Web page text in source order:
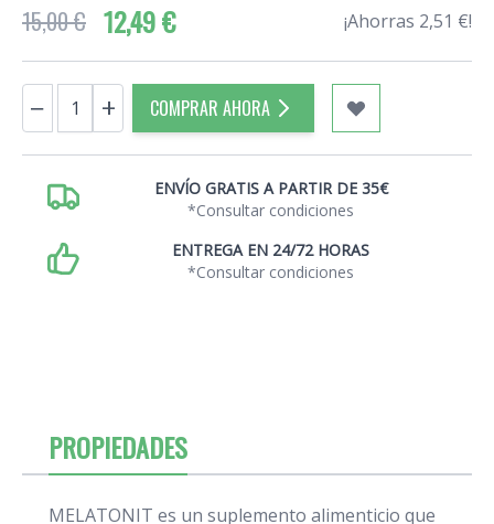
15,00 € 12,49 € ¡Ahorras 2,51 €!
Cantidad
− + COMPRAR AHORA
ENVÍO GRATIS A PARTIR DE 35€
*Consultar condiciones
ENTREGA EN 24/72 HORAS
*Consultar condiciones
PROPIEDADES
MELATONIT es un suplemento alimenticio que